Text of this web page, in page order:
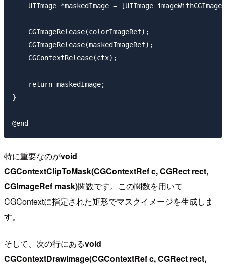
UIImage *maskedImage = [UIImage
    CGImageRelease(colorImageRef);
    CGImageRelease(maskedImageRef);
    CGContextRelease(ctx);
    return maskedImage;
}
特に重要なのがvoid
CGContextClipToMask(CGContextRef c, CGRect rect,
CGImageRef mask)関数です。この関数を用いて
CGContextに指定された矩形でマスクイメージを生成しま
す。
そして、次の行にあるvoid
CGContextDrawImage(CGContextRef c, CGRect rect,